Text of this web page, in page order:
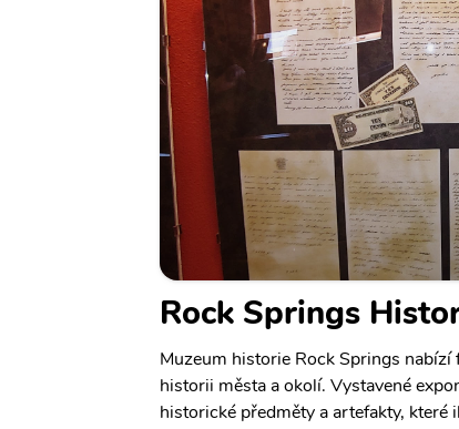
Rock Springs
Muzeum historie Rock Springs
historii města a okolí. Vystavené
historické předměty a artefakty,